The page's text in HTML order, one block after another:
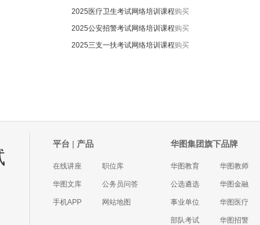
2025医疗卫生考试网络培训课程购买
2025公安招警考试网络培训课程购买
2025三支一扶考试网络培训课程购买
平台 | 产品
在线讲座 职位库
华图文库 公务员问答
手机APP 网站地图
华图集团旗下品牌
华图教育 华图教师
公选遴选 华图金融
事业单位 华图医疗
部队考试 华图招警